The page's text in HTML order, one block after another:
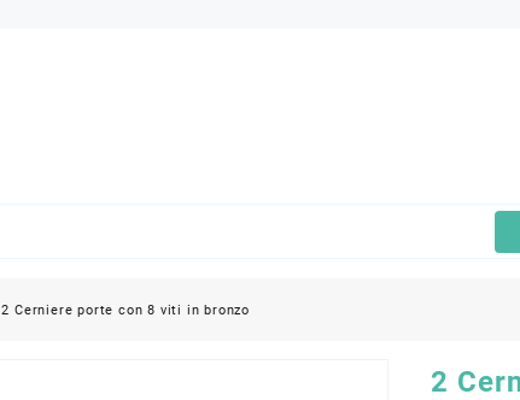
2 Cerniere porte con 8 viti in bronzo
2